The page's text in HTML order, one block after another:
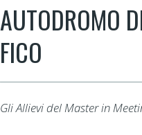
AUTODROMO
FICO
Gli Allievi del Master in